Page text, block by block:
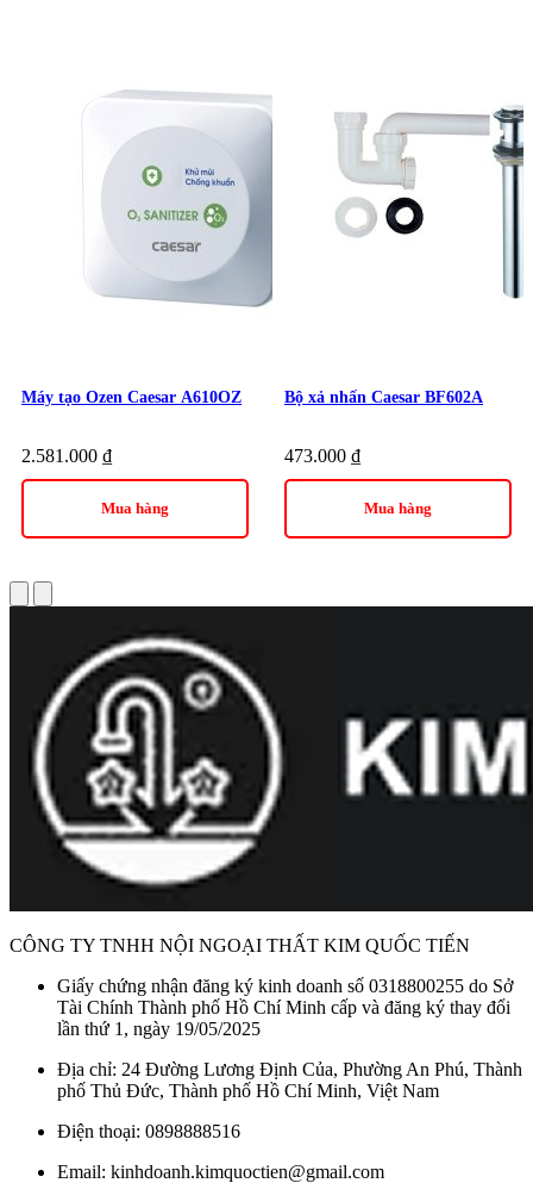
Máy tạo Ozen Caesar A610OZ
2.581.000 ₫
Mua hàng
Bộ xả nhấn Caesar BF602A
473.000 ₫
Mua hàng
CÔNG TY TNHH NỘI NGOẠI THẤT KIM QUỐC TIẾN
Giấy chứng nhận đăng ký kinh doanh số 0318800255 do Sở
Tài Chính Thành phố Hồ Chí Minh cấp và đăng ký thay đổi
lần thứ 1, ngày 19/05/2025
Địa chỉ: 24 Đường Lương Định Của, Phường An Phú, Thành
phố Thủ Đức, Thành phố Hồ Chí Minh, Việt Nam
Điện thoại: 0898888516
Email: kinhdoanh.kimquoctien@gmail.com